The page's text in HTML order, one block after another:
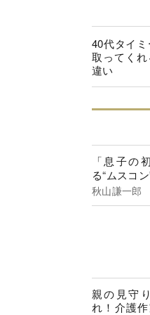
40代タイ
取ってく
違い
「息子の
る“ムスコ
秋山謙一郎
親の見守
れ！介護